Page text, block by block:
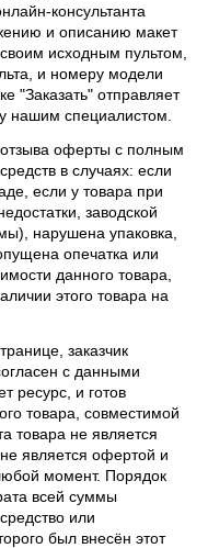
консультанта
и описанию макет
исходным пультом,
и номеру модели
"Заказать" отправляет
нашим специалистом.
оферты с полным
в случаях: если
если у товара при
заводской
нарушена упаковка,
опечатка или
данного товара,
этого товара на
заказчик
с данными
ресурс, и готов
товара, совместимой
товара не является
является офертой и
момент. Порядок
всей суммы
или
был внесён этот